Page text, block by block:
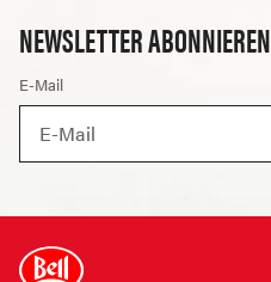
NEWSLETTER ABONNIEREN
E-Mail